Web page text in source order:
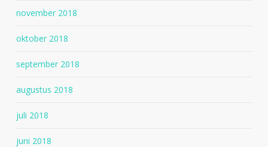
november 2018
oktober 2018
september 2018
augustus 2018
juli 2018
juni 2018